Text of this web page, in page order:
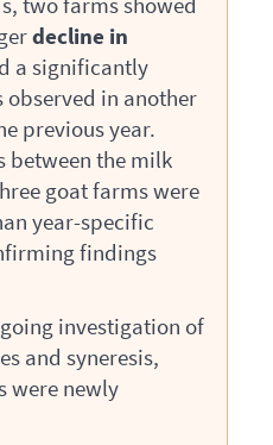
decline in
a significantly
observed in another
previous year.
between the milk
goat farms were
year-specific
findings
investigation of
and syneresis,
were newly